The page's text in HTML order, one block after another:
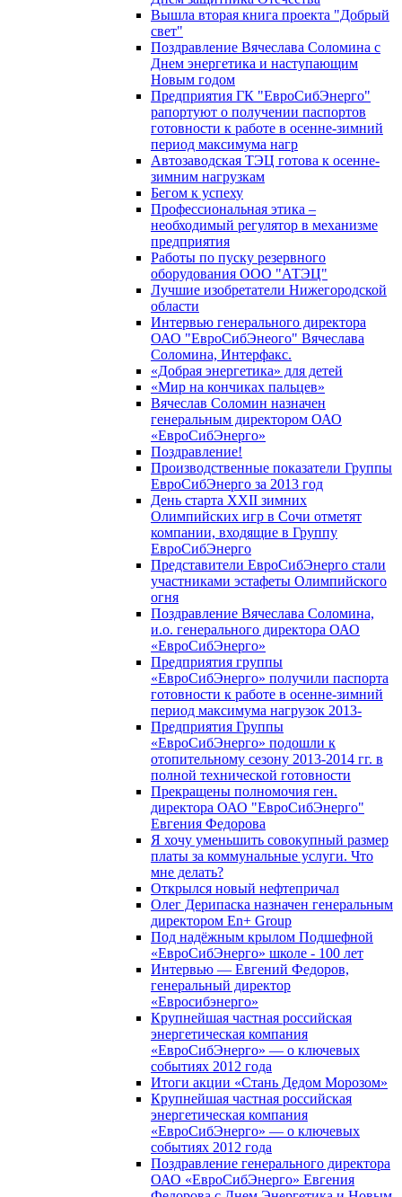
Вышла вторая книга проекта "Добрый
свет"
Поздравление Вячеслава Соломина с
Днем энергетика и наступающим
Новым годом
Предприятия ГК "ЕвроСибЭнерго"
рапортуют о получении паспортов
готовности к работе в осенне-зимний
период максимума нагр
Автозаводская ТЭЦ готова к осенне-
зимним нагрузкам
Бегом к успеху
Профессиональная этика –
необходимый регулятор в механизме
предприятия
Работы по пуску резервного
оборудования ООО "АТЭЦ"
Лучшие изобретатели Нижегородской
области
Интервью генерального директора
ОАО "ЕвроСибЭнеого" Вячеслава
Соломина, Интерфакс.
«Добрая энергетика» для детей
«Мир на кончиках пальцев»
Вячеслав Соломин назначен
генеральным директором ОАО
«ЕвроСибЭнерго»
Поздравление!
Производственные показатели Группы
ЕвроСибЭнерго за 2013 год
День старта XXII зимних
Олимпийских игр в Сочи отметят
компании, входящие в Группу
ЕвроСибЭнерго
Представители ЕвроСибЭнерго стали
участниками эстафеты Олимпийского
огня
Поздравление Вячеслава Соломина,
и.о. генерального директора ОАО
«ЕвроСибЭнерго»
Предприятия группы
«ЕвроСибЭнерго» получили паспорта
готовности к работе в осенне-зимний
период максимума нагрузок 2013-
Предприятия Группы
«ЕвроСибЭнерго» подошли к
отопительному сезону 2013-2014 гг. в
полной технической готовности
Прекращены полномочия ген.
директора ОАО "ЕвроСибЭнерго"
Евгения Федорова
Я хочу уменьшить совокупный размер
платы за коммунальные услуги. Что
мне делать?
Открылся новый нефтепричал
Олег Дерипаска назначен генеральным
директором En+ Group
Под надёжным крылом Подшефной
«ЕвроСибЭнерго» школе - 100 лет
Интервью — Евгений Федоров,
генеральный директор
«Евросибэнерго»
Крупнейшая частная российская
энергетическая компания
«ЕвроСибЭнерго» — о ключевых
событиях 2012 года
Итоги акции «Стань Дедом Морозом»
Крупнейшая частная российская
энергетическая компания
«ЕвроСибЭнерго» — о ключевых
событиях 2012 года
Поздравление генерального директора
ОАО «ЕвроСибЭнерго» Евгения